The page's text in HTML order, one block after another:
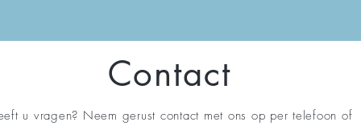
Contact
u vragen? Neem gerust contact met ons op per telefoon of